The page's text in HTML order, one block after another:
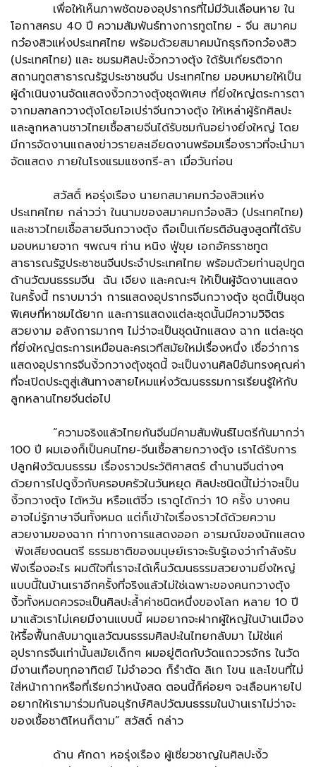
เพื่อให้เห็นภาพชัดของอุปรากรที่ไม่มีวันเลือนหาย ใน
โอกาสครบ 40 ปี ความสัมพันธ์ทางการทูตไทย - จีน สมาคม
กว๋องสิวแห่งประเทศไทย พร้อมด้วยสมาคมนักธุรกิจกว๋องสิว
(ประเทศไทย) และ ชมรมศิลปะงิ้วกวางตุ้ง ใด้รับเกียรติจาก
สถานทูตสาธารณรัฐประชาชนจีน ประเทศไทย มอบหมายให้เป็น
ผู้ดำเนินงานจัดแสดงงิ้วกวางตุ้งชุดพิเศษ ที่ยิ่งใหญ่ตระการตา
จากมลฑลกวางตุ้งโดยโอเปร่าจีนกวางตุ้ง ให้เหล่าผู้รักศิลปะ
และลูกหลานชาวไทยเชื้อสายจีนได้รับชมกันอย่างยิ่งใหญ่ โดย
มีการจัดงานแถลงข่าวรายละเอียดงานพร้อมเรื่องราวที่จะนำมา
จัดแสดง ภายในโรงแรมแชงกรี-ลา เมื่อวันก่อน
สวัสดิ์ หอรุ่งเรือง นายกสมาคมกว๋องสิวแห่ง
ประเทศไทย กล่าวว่า ในนามของสมาคมกว๋องสิว (ประเทศไทย)
และชาวไทยเชื้อสายจีนกวางตุ้ง ถือเป็นเกียรติอันสูงสูดที่ได้รับ
มอบหมายจาก ฯพณฯ ท่าน หนิง ฟู่ขุย เอกอัครราชทูต
สาธารณรัฐประชาชนจีนประจำประเทศไทย พร้อมด้วยท่านอุปทูต
ด้านวัฒนธรรมจีน ฉัน เจียง และคณะฯ ให้เป็นผู้จัดงานแสดง
ในครั้งนี้ ทราบมาว่า การแสดงอุปรากรจีนกวางตุ้ง ชุดนี้เป็นชุด
พิเศษที่หาชมได้ยาก และการแสดงแต่ละชุดนั้นมีความวิจิตร
สวยงาม อลังการมากๆ ไม่ว่าจะเป็นชุดนักแสดง ฉาก แต่ละชุด
ที่ยิ่งใหญ่ตระการเหมือนละครเวทีสมัยใหม่เรื่องหนึ่ง เชื่อว่าการ
แสดงอุปรากรจีนงิ้วกวางตุ้งชุดนี้ จะเป็นงานศิลป์อันทรงคุณค่า
ที่จะเปิดประตูสู่เส้นทางสายไหมแห่งวัฒนธรรมการเรียนรู้ให้กับ
ลูกหลานไทยจีนต่อไป
“ความจริงแล้วไทยกันจีนมีคามสัมพันธ์ไมตรีกันมากว่า
100 ปี ผมเองก็เป็นคนไทย-จีนเชื้อสายกวางตุ้ง เราได้รับการ
ปลูกฝังวัฒนธรรม เรื่องราวประวัติศาสตร์ ตำนานจีนต่างๆ
ด้วยการไปดูงิ้วกับครอบครัวในวันหยุด ศิลปะชนิดนี้ไม่ว่าจะเป็น
งิ้วกวางตุ้ง ไต้หวัน หรือแต้จิ๋ว เราดูได้กว่า 10 ครั้ง บางคน
อาจไม่รู้ภาษาจีนทั้งหมด แต่ก็เข้าใจเรื่องราวได้ด้วยความ
สวยงามของฉาก ท่าทางการแสดงออก อารมณ์ของนักแสดง
ฟังเสียงดนตรี ธรรมชาติของมนุษย์เราจะรับรู้เองว่ากำลังรับ
ฟังเรื่องอะไร ผมดีใจที่เราจะได้เห็นวัฒนธรรมสวยงามยิ่งใหญ่
แบบนี้ในบ้านเราอีกครั้งที่จริงแล้วไม่ใช่เฉพาะของคนกวางตุ้ง
งิ้วทั้งหมดควรจะเป็นศิลปะล้ำค่าชนิดหนึ่งของโลก หลาย 10 ปี
มาแล้วเราไม่เคยมีงานแบบนี้ ผมอยากจะฝากผู้ใหญ่ในบ้านเมือง
ให้รื้อฟื้นกลับมาดูแลวัฒนธรรมศิลปะในไทยกลับมา ไม่ใช่แค่
อุปรากรจีนเท่านั้นสมัยเด็กๆ ผมอยู่ติดกับวัดแถววรจักร ในวัด
มีงานเกือบทุกอาทิตย์ ไม่จำอวด ก็รำตัด ลิเก โขน และโขนที่ไม่
ใส่หน้ากากหรือที่เรียกว่าหนังสด ตอนนี้ก็ค่อยๆ จะเลือนหายไป
อยากให้เรามาร่วมกันอนุรักษ์ศิลปวัฒนธรรมในบ้านเราไม่ว่าจะ
ของเชื้อชาติไหนก็ตาม” สวัสดิ์ กล่าว
ด้าน ศักดา หอรุ่งเรือง ผู้เชี่ยวชาญในศิลปะงิ้ว